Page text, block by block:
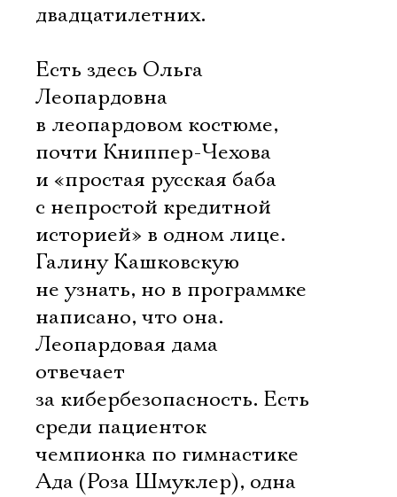
двадцатилетних.
Есть здесь Ольга
Леопардовна
в леопардовом костюме,
почти Книппер-Чехова
и «простая русская баба
с непростой кредитной
историей» в одном лице.
Галину Кашковскую
не узнать, но в программке
написано, что она.
Леопардовая дама
отвечает
за кибербезопасность. Есть
среди пациенток
чемпионка по гимнастике
Ада (Роза Шмуклер), одна